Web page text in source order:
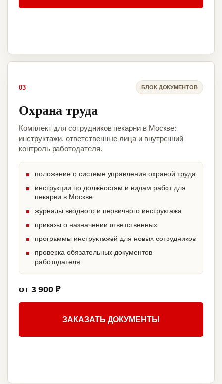
03 БЛОК ДОКУМЕНТОВ
Охрана труда
Комплект для сотрудников пекарни в Москве:
инструктажи, ответственные лица и внутренний
контроль работодателя.
положение о системе управления охраной труда
инструкции по должностям и видам работ для
пекарни в Москве
журналы вводного и первичного инструктажа
приказы о назначении ответственных
программы инструктажей для новых сотрудников
проверка обязательных документов
работодателя
от 3 900 ₽
ЗАКАЗАТЬ ДОКУМЕНТЫ